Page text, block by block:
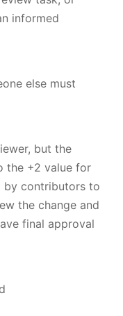
informed
else must
but the
the +2 value for
by contributors to
the change and
final approval